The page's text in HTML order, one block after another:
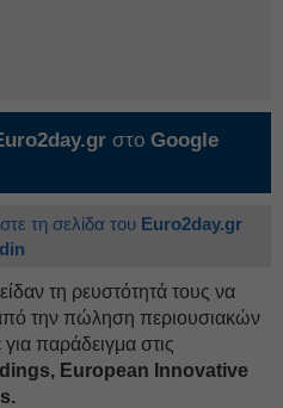
στο Google
τη σελίδα του Euro2day.gr
τη ρευστότητά τους να
την πώληση περιουσιακών
παράδειγμα στις
European Innovative